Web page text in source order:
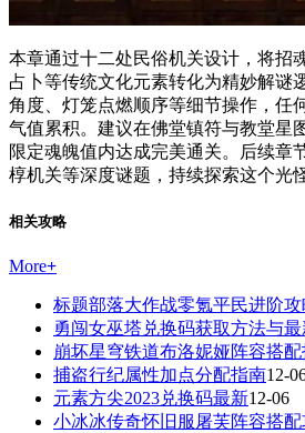
本章通过十二处民俗机关设计，将招
占卜等传统文化元素转化为精妙解谜
角度、灯笼点燃顺序等细节操作，任
气值累积。建议在佛堂镇符与教堂星
限定魂魄值内达成完美通关。后续章
椁机关等深度谜题，持续探索这个光
相关攻略
More+
标题部落大作战零氪平民进阶攻
勇闯女巫塔兑换码获取方法与
崩坏星穹铁道布洛妮娅阵容搭
捕盗行纪属性加点分配指南12-
元素方尖2023兑换码最新12-06
小冰冰传奇怀旧服屠芙阵容搭配